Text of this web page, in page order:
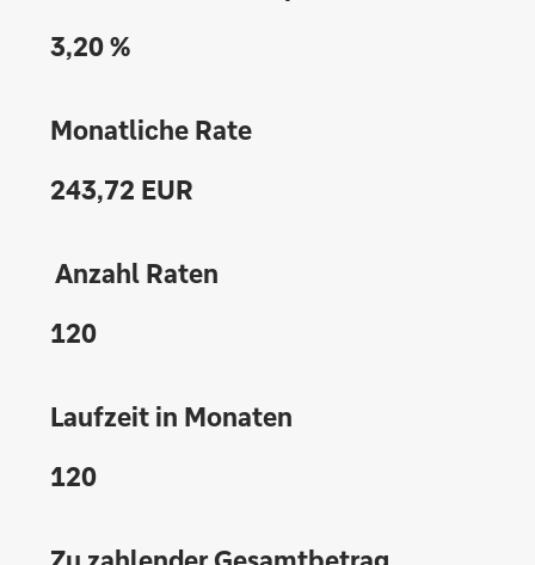
3,20 %
Monatliche Rate
243,72 EUR
Anzahl Raten
120
Laufzeit in Monaten
120